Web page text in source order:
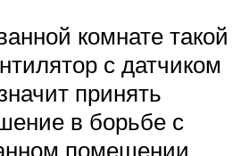
комнате такой
с датчиком
принять
в борьбе с
помещении.